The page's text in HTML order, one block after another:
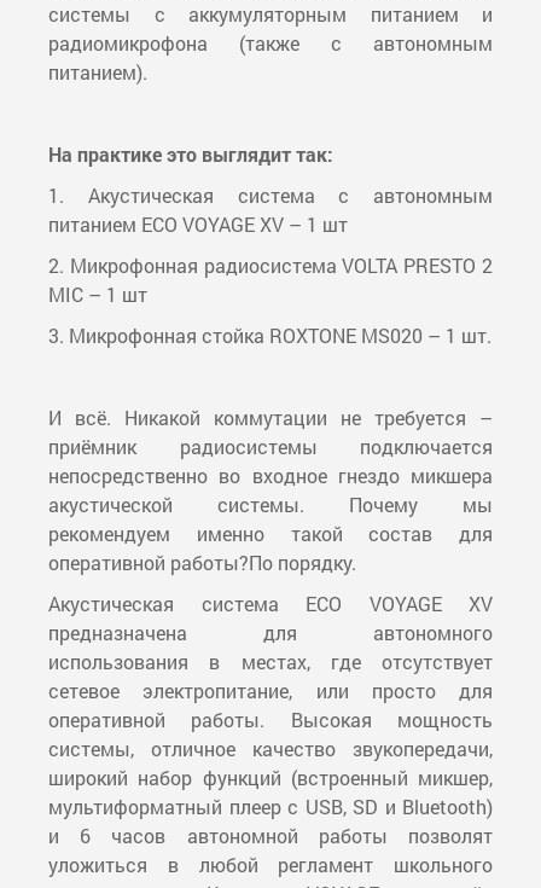
системы с аккумуляторным питанием и
радиомикрофона (также с автономным
питанием).
На практике это выглядит так:
1. Акустическая система с автономным
питанием ECO VOYAGE XV – 1 шт
2. Микрофонная радиосистема VOLTA PRESTO 2
MIC – 1 шт
3. Микрофонная стойка ROXTONE MS020 – 1 шт.
И всё. Никакой коммутации не требуется –
приёмник радиосистемы подключается
непосредственно во входное гнездо микшера
акустической системы. Почему мы
рекомендуем именно такой состав для
оперативной работы?По порядку.
Акустическая система ECO VOYAGE XV
предназначена для автономного
использования в местах, где отсутствует
сетевое электропитание, или просто для
оперативной работы. Высокая мощность
системы, отличное качество звукопередачи,
широкий набор функций (встроенный микшер,
мультиформатный плеер с USB, SD и Bluetooth)
и 6 часов автономной работы позволят
уложиться в любой регламент школьного